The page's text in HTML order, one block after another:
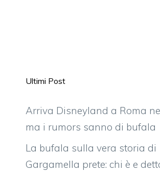
Ultimi Post
Arriva Disneyland a Roma
ma i rumors sanno di bufala
La bufala sulla vera storia di
Gargamella prete: chi è e